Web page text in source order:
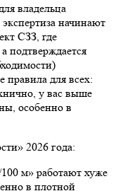
владельца
начинают
СЗЗ, где
подтверждается
для всех:
у вас выше
особенно в
2026 года:
м» работают хуже
в плотной